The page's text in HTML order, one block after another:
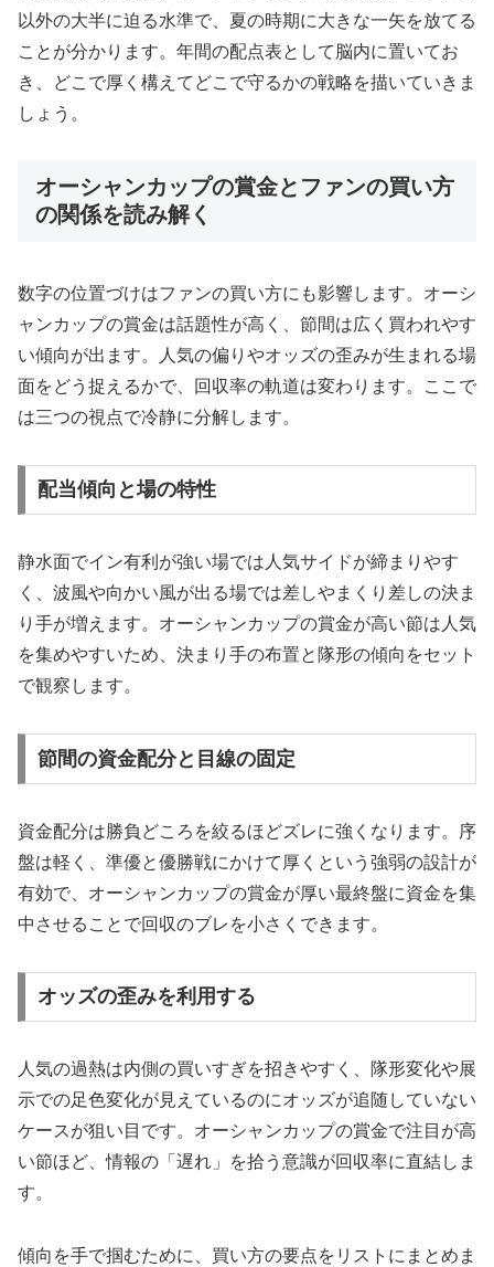
以外の大半に迫る水準で、夏の時期に大きな一矢を放てる
ことが分かります。年間の配点表として脳内に置いてお
き、どこで厚く構えてどこで守るかの戦略を描いていきま
しょう。
オーシャンカップの賞金とファンの買い方
の関係を読み解く
数字の位置づけはファンの買い方にも影響します。オーシ
ャンカップの賞金は話題性が高く、節間は広く買われやす
い傾向が出ます。人気の偏りやオッズの歪みが生まれる場
面をどう捉えるかで、回収率の軌道は変わります。ここで
は三つの視点で冷静に分解します。
配当傾向と場の特性
静水面でイン有利が強い場では人気サイドが締まりやす
く、波風や向かい風が出る場では差しやまくり差しの決ま
り手が増えます。オーシャンカップの賞金が高い節は人気
を集めやすいため、決まり手の布置と隊形の傾向をセット
で観察します。
節間の資金配分と目線の固定
資金配分は勝負どころを絞るほどズレに強くなります。序
盤は軽く、準優と優勝戦にかけて厚くという強弱の設計が
有効で、オーシャンカップの賞金が厚い最終盤に資金を集
中させることで回収のブレを小さくできます。
オッズの歪みを利用する
人気の過熱は内側の買いすぎを招きやすく、隊形変化や展
示での足色変化が見えているのにオッズが追随していない
ケースが狙い目です。オーシャンカップの賞金で注目が高
い節ほど、情報の「遅れ」を拾う意識が回収率に直結しま
す。
傾向を手で掴むために、買い方の要点をリストにまとめま